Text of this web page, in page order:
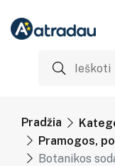
Pradžia
Pramogos,
Botanikos